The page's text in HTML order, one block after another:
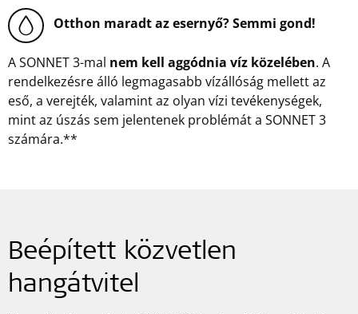
Otthon maradt az esernyő? Semmi gond!
A SONNET 3-mal nem kell aggódnia víz közelében. A
rendelkezésre álló legmagasabb vízállóság mellett az
eső, a verejték, valamint az olyan vízi tevékenységek,
mint az úszás sem jelentenek problémát a SONNET 3
számára.**
Beépített közvetlen
hangátvitel